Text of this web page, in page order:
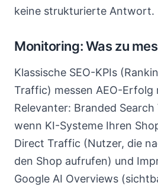
keine strukturierte Antwort.
Monitoring: Was zu
Klassische SEO-KPIs
Traffic) messen AEO-Erfolg
Relevanter: Branded
wenn KI-Systeme Ihren
Direct Traffic (Nutzer, die
den Shop aufrufen) und
Google AI Overviews